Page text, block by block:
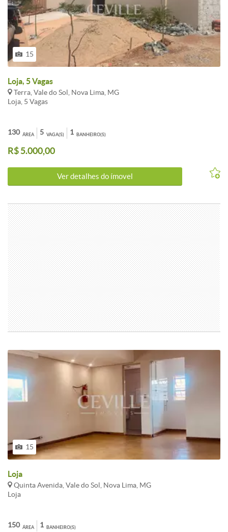
15
Loja, 5 Vagas
Terra, Vale do Sol, Nova Lima, MG
Loja, 5 Vagas
ÁREA
130 VAGA(S)
5 BANHEIRO(S)
1
R$ 5.000,00
Ver detalhes do ímovel
15
Loja
Quinta Avenida, Vale do Sol, Nova Lima, MG
Loja
ÁREA
150 BANHEIRO(S)
1